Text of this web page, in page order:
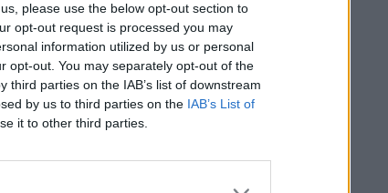
please use the below opt-out section to
opt-out request is processed you may
information utilized by us or personal
opt-out. You may separately opt-out of the
parties on the IAB’s list of downstream
by us to third parties on the IAB’s List of
it to other third parties.